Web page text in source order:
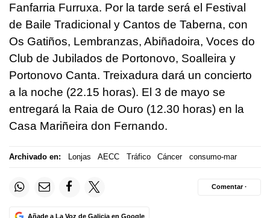
Fanfarria Furruxa. Por la tarde será el Festival
de Baile Tradicional y Cantos de Taberna, con
Os Gatiños, Lembranzas, Abiñadoira, Voces do
Club de Jubilados de Portonovo, Soalleira y
Portonovo Canta. Treixadura dará un concierto
a la noche (22.15 horas). El 3 de mayo se
entregará la Raia de Ouro (12.30 horas) en la
Casa Mariñeira don Fernando.
Archivado en: Lonjas AECC Tráfico Cáncer consumo-mar
Añade a La Voz de Galicia en Google
Comentar ·